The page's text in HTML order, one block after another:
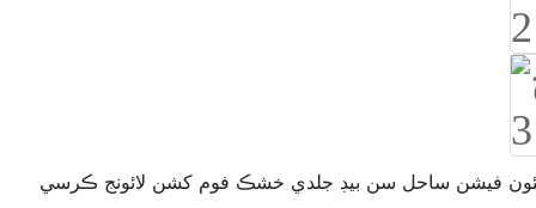
فيشن ساحل سن بيڊ جلدي خشڪ فوم کشن لائونج ڪرسي